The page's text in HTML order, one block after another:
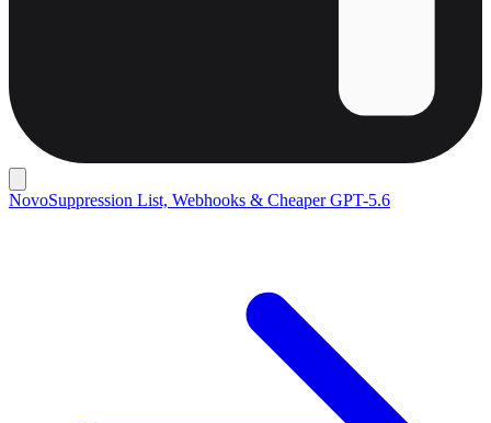
NovoSuppression List, Webhooks & Cheaper GPT-5.6